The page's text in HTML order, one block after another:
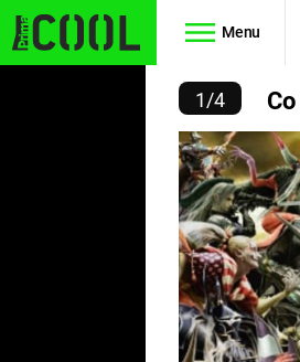
Menu
SIMPSONOVI
PEVNOSTI V
1/4